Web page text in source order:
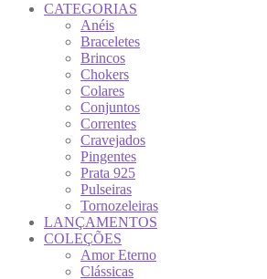
CATEGORIAS
Anéis
Braceletes
Brincos
Chokers
Colares
Conjuntos
Correntes
Cravejados
Pingentes
Prata 925
Pulseiras
Tornozeleiras
LANÇAMENTOS
COLEÇÕES
Amor Eterno
Clássicas